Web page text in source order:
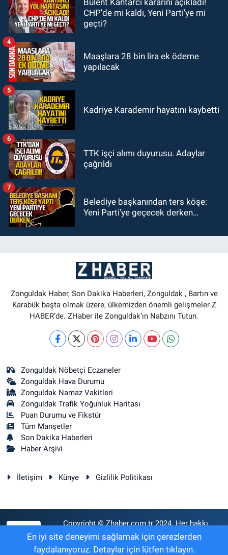
GÜNDEM
18:48Yeni başkan belli oldu:
Kongrede dostluk mesajları
Bülent Kantarcı kararını açıkladı!
CHP'de mi kaldı, Yeni Parti'ye mi
geçti?
Maaşlara 28 bin lira ek ödeme
yapılacak
4
Kadriye Karademir hayatını kaybetti
5
TTK işçi alımı duyurusu. Adaylar
çağrıldı
6
Belediye başkanından ters köşe:
Yeni Parti’ye geçecek derken…
7
Zonguldak Haber, Son Dakika Haberleri, Zonguldak , Bartın ve
Karabük başta olmak üzere, ülkemizden önemli gelişmeler Z
HABER’de. ZHaber ile Zonguldak’ın Nabzını Tutun.
Zonguldak Nöbetçi Eczaneler
Zonguldak Hava Durumu
Zonguldak Namaz Vakitleri
Zonguldak Trafik Yoğunluk Haritası
Puan Durumu ve Fikstür
Tüm Manşetler
Son Dakika Haberleri
Haber Arşivi
İletişim Künye Gizlilik Politikası
Copyright © Zhaber.com.tr 2024. Her hakkı
saklıdır.
En iyi site deneyimi sağlamak için çerezlerden
faydalanıyoruz. Detaylar için lütfen tıklayın.